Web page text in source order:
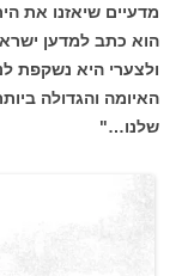
מדעיים שיאזנו את
הוא כתב למדען
ולצערי היא נשקפת
האיומה והגדולה
שלנו…"